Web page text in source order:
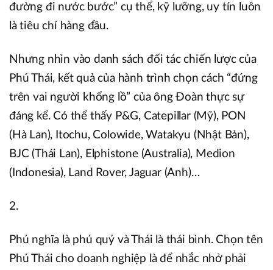
đường đi nước bước” cụ thể, kỹ lưỡng, uy tín luôn
là tiêu chí hàng đầu.
Nhưng nhìn vào danh sách đối tác chiến lược của
Phú Thái, kết quả của hành trình chọn cách “đứng
trên vai người khổng lồ” của ông Đoàn thực sự
đáng kể. Có thể thấy P&G, Catepillar (Mỹ), PON
(Hà Lan), Itochu, Colowide, Watakyu (Nhật Bản),
BJC (Thái Lan), Elphistone (Australia), Medion
(Indonesia), Land Rover, Jaguar (Anh)…
2.
Phú nghĩa là phú quý và Thái là thái bình. Chọn tên
Phú Thái cho doanh nghiệp là để nhắc nhở phải